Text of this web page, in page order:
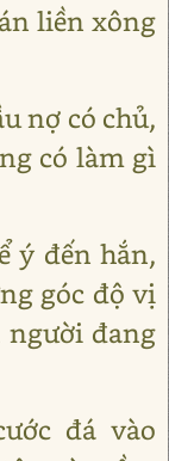
liền xông
nợ có chủ,
có làm gì
ý đến hắn,
góc độ vị
đang
đá vào